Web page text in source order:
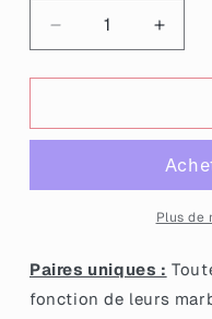
Réduire
la
quantité
Mini
d&#39;oreilles
coeurs
acrylique
lila
la
Mini
lila
Plus de
Paires uniques :
fonction de leurs